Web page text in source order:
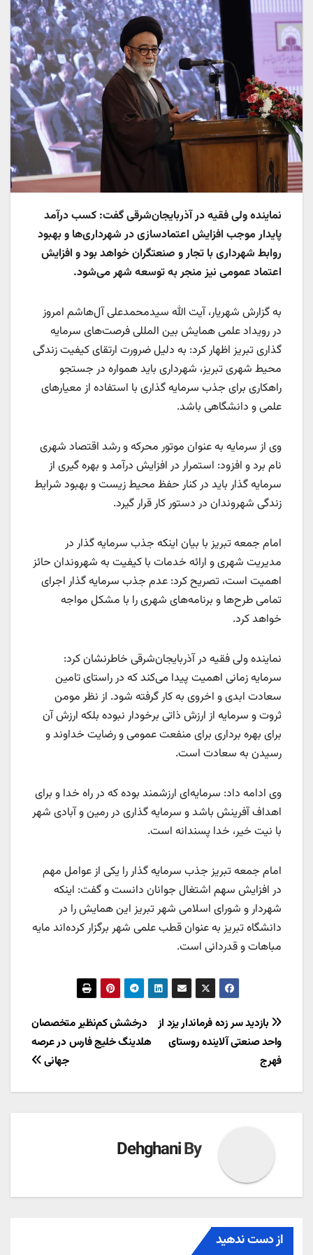
نماینده ولی فقیه در آذربایجان‌شرقی گفت: کسب درآمد
پایدار موجب افزایش اعتمادسازی در شهرداری‌ها و بهبود
روابط شهرداری با تجار و صنعتگران خواهد بود و افزایش
اعتماد عمومی نیز منجر به توسعه شهر می‌شود.
به گزارش شهریار، آیت الله سیدمحمدعلی آل‌هاشم امروز
در رویداد علمی همایش بین المللی فرصت‌های سرمایه
گذاری تبریز اظهار کرد: به دلیل ضرورت ارتقای کیفیت زندگی
محیط شهری تبریز، شهرداری‌ باید همواره در جستجو
راهکاری برای جذب سرمایه گذاری با استفاده از معیارهای
علمی و دانشگاهی باشد.
وی از سرمایه به عنوان موتور محرکه و رشد اقتصاد شهری
نام برد و افزود: استمرار در افزایش درآمد و بهره گیری از
سرمایه گذار باید در کنار حفظ محیط زیست و بهبود شرایط
زندگی شهروندان در دستور کار قرار گیرد.
امام جمعه تبریز با بیان اینکه جذب سرمایه گذار در
مدیریت شهری و ارائه خدمات با کیفیت به شهروندان حائز
اهمیت است، تصریح کرد: عدم جذب سرمایه گذار اجرای
تمامی طرح‌ها و ‌برنامه‌های شهری را با مشکل مواجه
خواهد کرد.
نماینده ولی فقیه در آذربایجان‌شرقی خاطرنشان کرد:
سرمایه زمانی اهمیت پیدا می‌کند که در راستای تامین
سعادت ابدی و اخروی به کار گرفته شود. از نظر مومن
ثروت و سرمایه از ارزش ذاتی برخودار نبوده بلکه ارزش آن
برای بهره برداری برای منفعت عمومی و رضایت خداوند و
رسیدن به سعادت است.
وی ادامه داد: سرمایه‌ای ارزشمند بوده که در راه خدا و برای
اهداف آفرینش باشد و سرمایه گذاری در رمین و آبادی شهر
با نیت خیر، خدا پسندانه است.
امام جمعه تبریز جذب سرمایه گذار را یکی از عوامل مهم
در افزایش سهم اشتغال جوانان دانست و گفت: اینکه
شهردار و شورای اسلامی شهر تبریز این همایش را در
دانشگاه تبریز به عنوان قطب علمی شهر برگزار کرده‌اند مایه
مباهات و قدردانی است.
راهبری
نوشته
درخشش کم‌نظیر متخصصان
هلدینگ خلیج فارس در عرصه
جهانی
بازدید سر زده فرماندار یزد از
واحد صنعتی آلاینده روستای
فهرج
By
Dehghani
از دست ندهید